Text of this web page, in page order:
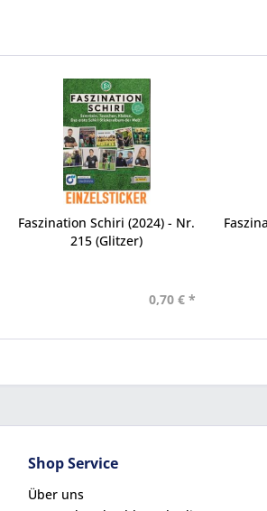
Faszination Schiri (2024) - Nr.
215 (Glitzer)
0,70 € *
Shop Service
Über uns